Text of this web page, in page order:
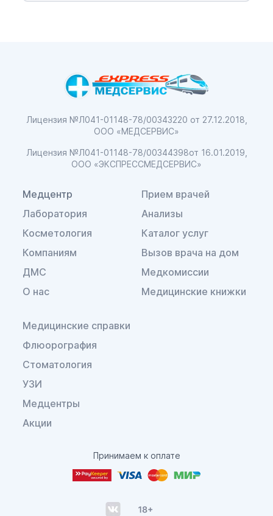
Лицензия №Л041-01148-78/00343220 от 27.12.2018,
ООО «МЕДСЕРВИС»
Лицензия №Л041-01148-78/00344398от 16.01.2019,
ООО «ЭКСПРЕССМЕДСЕРВИС»
Медцентр
Лаборатория
Косметология
Компаниям
ДМС
О нас
Прием врачей
Анализы
Каталог услуг
Вызов врача на дом
Медкомиссии
Медицинские книжки
Медицинские справки
Флюорография
Стоматология
УЗИ
Медцентры
Акции
Принимаем к оплате